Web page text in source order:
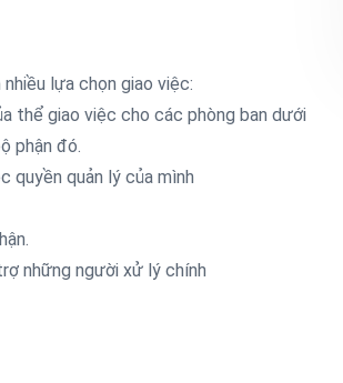
lựa chọn giao việc:
thể giao việc cho các phòng ban dưới
phận đó.
quyền quản lý của mình
những người xử lý chính